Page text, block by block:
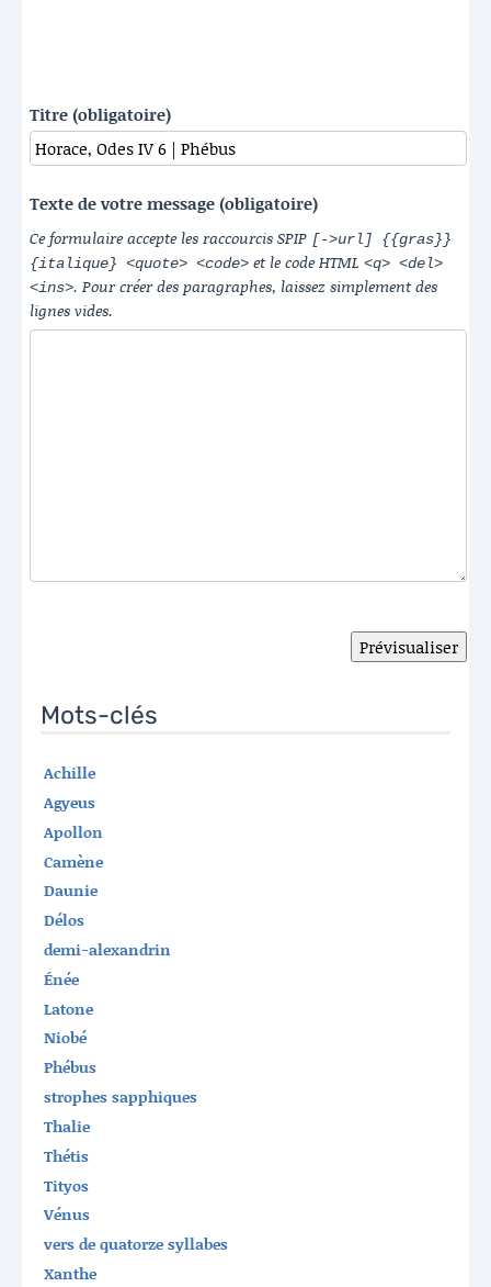
Titre (obligatoire)
Texte de votre message (obligatoire)
Ce formulaire accepte les raccourcis SPIP [->url] {{gras}}
{italique} <quote> <code> et le code HTML <q> <del>
<ins>. Pour créer des paragraphes, laissez simplement des
lignes vides.
Mots-clés
Achille
Agyeus
Apollon
Camène
Daunie
Délos
demi-alexandrin
Énée
Latone
Niobé
Phébus
strophes sapphiques
Thalie
Thétis
Tityos
Vénus
vers de quatorze syllabes
Xanthe